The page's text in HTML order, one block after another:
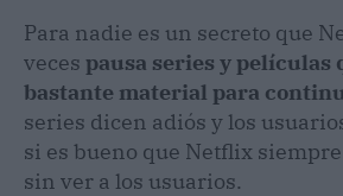
Para nadie es un secreto que
veces pausa series y películas
bastante material para
series dicen adiós y los
si es bueno que Netflix
sin ver a los usuarios.